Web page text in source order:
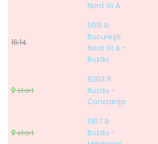
Nord Gr.A
16:14
5015 R:
Bucureşti
Nord Gr.A -
Buzău
start
8203 R:
Buzău -
Constanţa
start
5107 R:
Buzău -